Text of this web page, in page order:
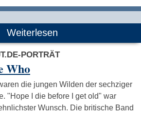
Weiterlesen
PORTRÄT
Who
die jungen Wilden der sechziger
"Hope I die before I get old" war
Wunsch. Die britische Band